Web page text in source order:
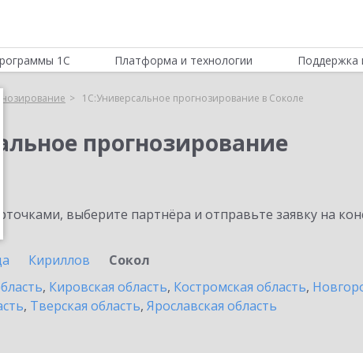
1С Платформа и технологии Поддержка
1С:Универсальное прогнозирование в Соколе
прогнозирование
выберите партнёра и отправьте заявку на
Кириллов
Сокол
, Кировская область, Костромская область,
, Тверская область, Ярославская область